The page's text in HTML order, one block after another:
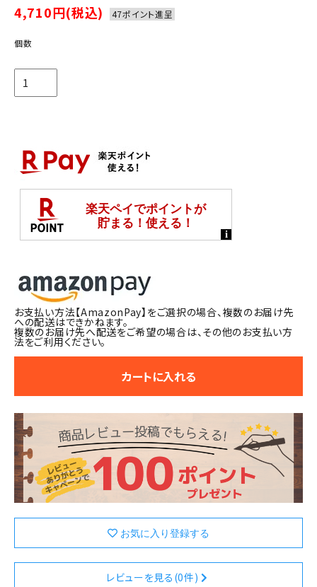
4,710円(税込)
47ポイント進呈
個数
お支払い方法【AmazonPay】をご選択の場合、複数のお届け先
への配送はできかねます。
複数のお届け先へ配送をご希望の場合は、その他のお支払い方
法をご利用ください。
カートに入れる
レビューを見る(0件)